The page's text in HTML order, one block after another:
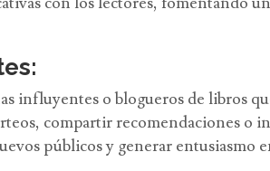
influyentes o blogueros de libros
compartir recomendaciones o
públicos y generar entusiasmo